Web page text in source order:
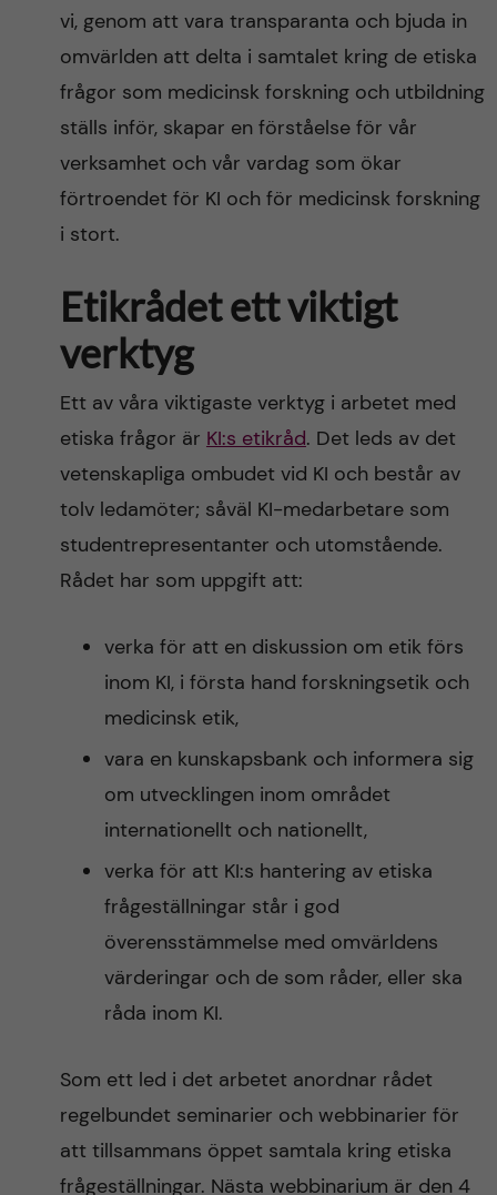
vi, genom att vara transparanta och bjuda in
omvärlden att delta i samtalet kring de etiska
frågor som medicinsk forskning och utbildning
ställs inför, skapar en förståelse för vår
verksamhet och vår vardag som ökar
förtroendet för KI och för medicinsk forskning
i stort.
Etikrådet ett viktigt
verktyg
Ett av våra viktigaste verktyg i arbetet med
etiska frågor är KI:s etikråd. Det leds av det
vetenskapliga ombudet vid KI och består av
tolv ledamöter; såväl KI-medarbetare som
studentrepresentanter och utomstående.
Rådet har som uppgift att:
verka för att en diskussion om etik förs
inom KI, i första hand forskningsetik och
medicinsk etik,
vara en kunskapsbank och informera sig
om utvecklingen inom området
internationellt och nationellt,
verka för att KI:s hantering av etiska
frågeställningar står i god
överensstämmelse med omvärldens
värderingar och de som råder, eller ska
råda inom KI.
Som ett led i det arbetet anordnar rådet
regelbundet seminarier och webbinarier för
att tillsammans öppet samtala kring etiska
frågeställningar. Nästa webbinarium är den 4